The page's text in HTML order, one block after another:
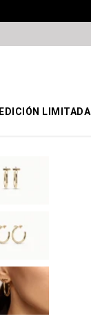
EDICIÓN LIMITADA